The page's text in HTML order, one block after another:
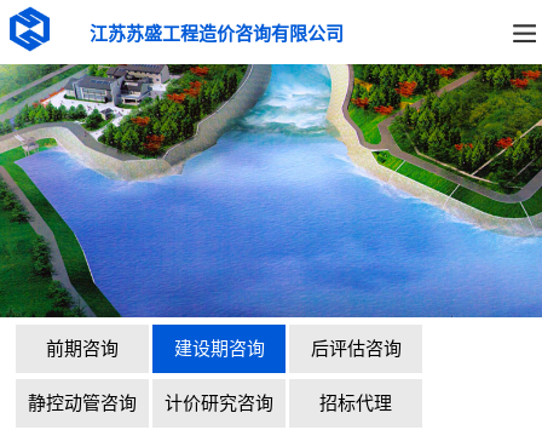
江苏苏盛工程造价咨询有限公司
前期咨询 建设期咨询 后评估咨询
静控动管咨询 计价研究咨询 招标代理